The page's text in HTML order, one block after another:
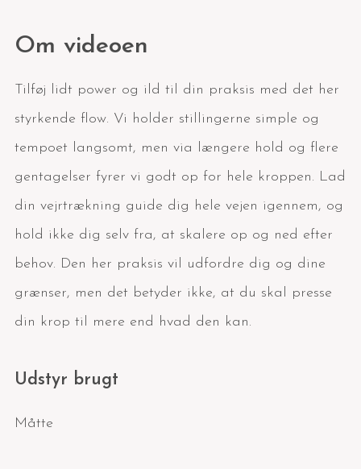
Om videoen
Tilføj lidt power og ild til din praksis med det her
styrkende flow. Vi holder stillingerne simple og
tempoet langsomt, men via længere hold og flere
gentagelser fyrer vi godt op for hele kroppen. Lad
din vejrtrækning guide dig hele vejen igennem, og
hold ikke dig selv fra, at skalere op og ned efter
behov. Den her praksis vil udfordre dig og dine
grænser, men det betyder ikke, at du skal presse
din krop til mere end hvad den kan.
Udstyr brugt
Måtte